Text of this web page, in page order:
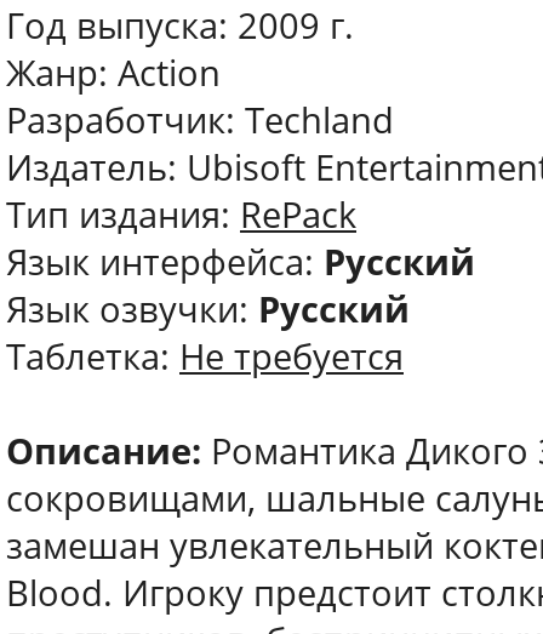
Год выпуска: 2009 г.
Жанр: Action
Разработчик: Techland
Издатель: Ubisoft
Тип издания: RePack
Язык интерфейса: Русский
Язык озвучки: Русский
Таблетка: Не требуется
Описание: Романтика
сокровищами, шальные
замешан увлекательный
Blood. Игроку предстоит